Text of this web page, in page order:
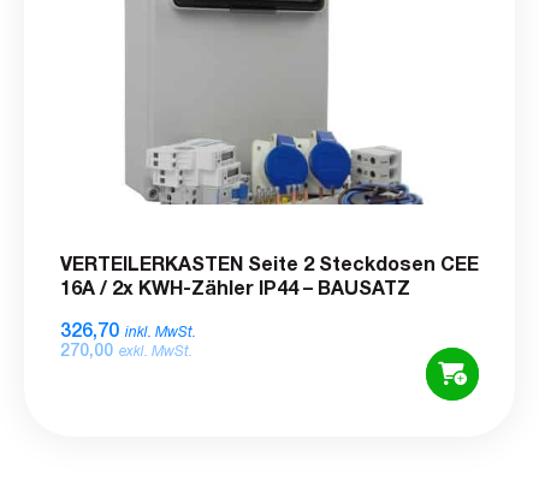
VERTEILERKASTEN Seite 2 Steckdosen CEE
16A / 2x KWH-Zähler IP44 – BAUSATZ
326,70 inkl. MwSt.
270,00 exkl. MwSt.